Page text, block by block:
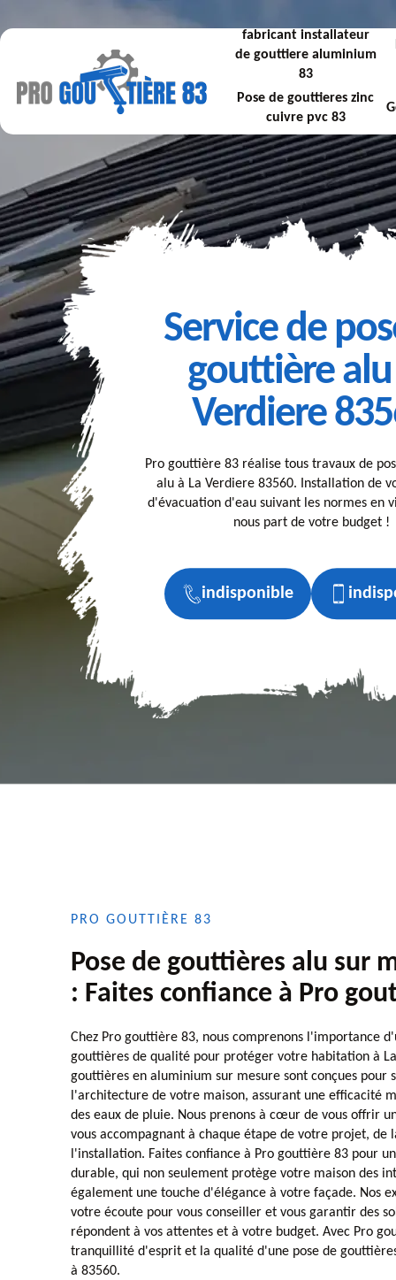
fabricant installateur
de gouttiere aluminium
83
Pose de gouttieres zinc
cuivre pvc 83
Service de
gouttière alu
Verdiere
Pro gouttière 83 réalise tous travaux de
alu à La Verdiere 83560. Installation de
d'évacuation d'eau suivant les normes en
nous part de votre budget !
indisponible
PRO GOUTTIÈRE 83
Pose de gouttières alu sur
: Faites confiance à Pro
Chez Pro gouttière 83, nous comprenons l'importance
gouttières de qualité pour protéger votre habitation à
gouttières en aluminium sur mesure sont conçues pour
l'architecture de votre maison, assurant une efficacité
des eaux de pluie. Nous prenons à cœur de vous offrir
vous accompagnant à chaque étape de votre projet, de
l'installation. Faites confiance à Pro gouttière 83 pour
durable, qui non seulement protège votre maison des
également une touche d'élégance à votre façade. Nos
votre écoute pour vous conseiller et vous garantir des
répondent à vos attentes et à votre budget. Avec Pro
tranquillité d'esprit et la qualité d'une pose de
à 83560.